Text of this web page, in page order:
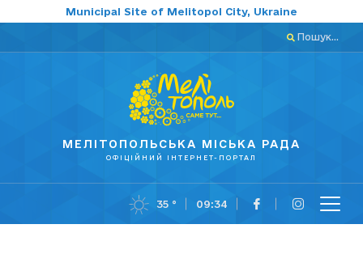
Municipal Site of Melitopol City, Ukraine
Пошук...
МЕЛІТОПОЛЬСЬКА МІСЬКА РАДА
ОФІЦІЙНИЙ ІНТЕРНЕТ-ПОРТАЛ
35 ° 09:34